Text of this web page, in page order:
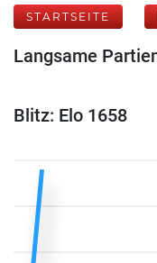
STARTSEITE
Langsame
Blitz: Elo 1658